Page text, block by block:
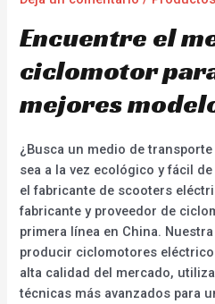
Encuentre el
ciclomotor
mejores
¿Busca un medio de
sea a la vez ecológico y fácil
el fabricante de scooters
fabricante y proveedor de
primera línea en China.
producir ciclomotores
alta calidad del mercado,
técnicas más avanzados para